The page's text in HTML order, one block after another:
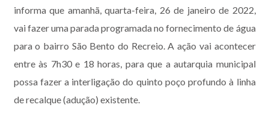
informa que amanhã, quarta-feira, 26 de janeiro de 2022,
vai fazer uma parada programada no fornecimento de água
para o bairro São Bento do Recreio. A ação vai acontecer
entre às 7h30 e 18 horas, para que a autarquia municipal
possa fazer a interligação do quinto poço profundo à linha
de recalque (adução) existente.